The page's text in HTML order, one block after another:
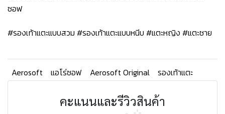
ซอฟ
#รองเท้าแตะแบบสวม #รองเท้าแตะแบบหนีบ #แตะหญิง #แตะชาย
Aerosoft แอโร่ซอฟ Aerosoft Original รองเท้าแตะ
คะแนนและรีวิวสินค้า